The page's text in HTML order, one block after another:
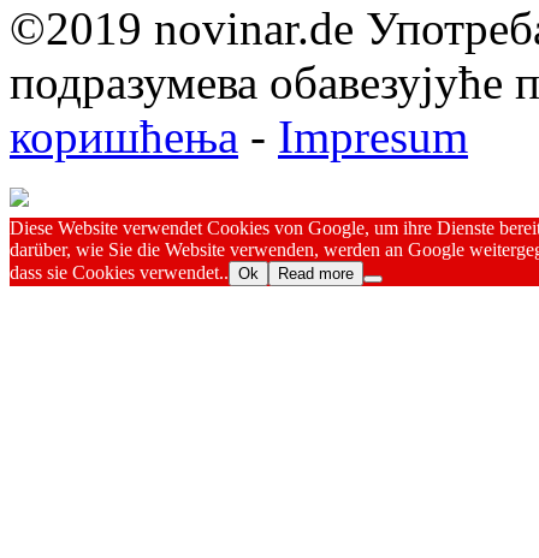
©2019 novinar.de
подразумева обавезујуће
коришћења - Impresum
Diese Website verwendet Cookies von Google, um ihre Dienste
darüber, wie Sie die Website verwenden, werden an Google
dass sie Cookies verwendet.. Ok Read more